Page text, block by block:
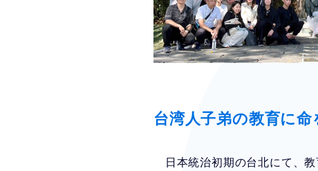
台湾人子弟の教育に
日本統治初期の台北にて、